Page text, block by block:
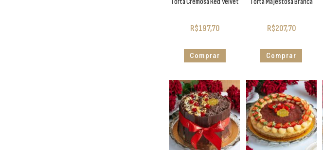
Torta Cremosa Red Velvet
R$197,70
Comprar
Torta Majestosa Branca
R$207,70
Comprar